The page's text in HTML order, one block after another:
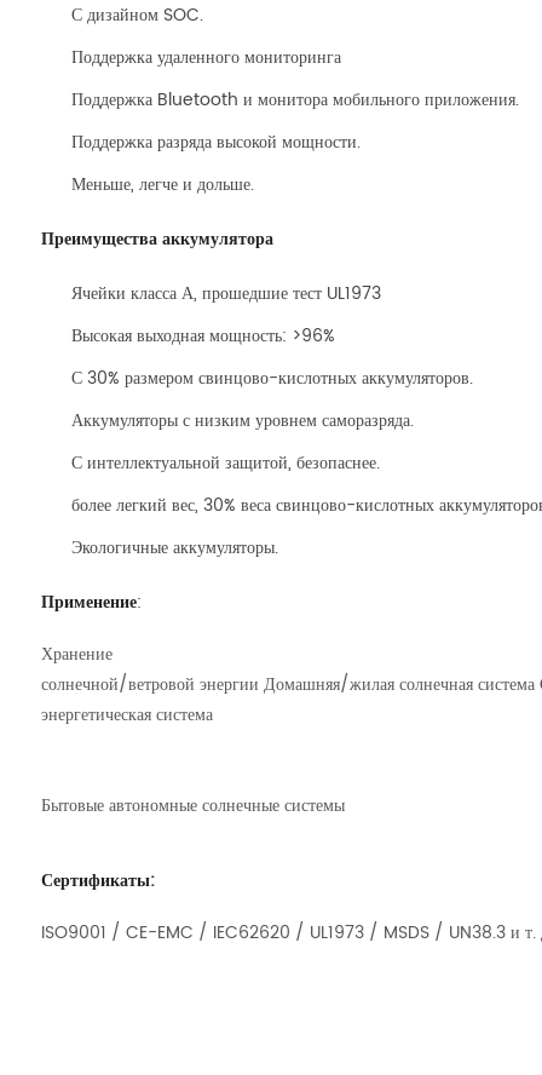
С дизайном SOC.
Поддержка удаленного мониторинга
Поддержка Bluetooth и монитора мобильного приложения.
Поддержка разряда высокой мощности.
Меньше, легче и дольше.
Преимущества аккумулятора
Ячейки класса А, прошедшие тест UL1973
Высокая выходная мощность: >96%
С 30% размером свинцово-кислотных аккумуляторов.
Аккумуляторы с низким уровнем саморазряда.
С интеллектуальной защитой, безопаснее.
более легкий вес, 30% веса свинцово-кислотных
Экологичные аккумуляторы.
Применение:
Хранение
солнечной/ветровой энергии Домашняя/жилая солнечная система
энергетическая система
Бытовые автономные солнечные системы
Сертификаты:
ISO9001 / CE-EMC / IEC62620 / UL1973 / MSDS / UN38.3 и т.